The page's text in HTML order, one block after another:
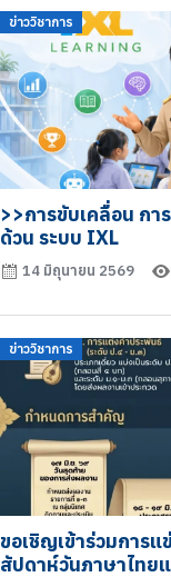
ข่าววิชาการ
>>การขับเคลื่อน กา
ด้วน ระบบ IXL
14 มิถุนายน 2569
ข่าววิชาการ
ขอเชิญเข้าร่วมการ
สัปดาห์วันภาษาไทย